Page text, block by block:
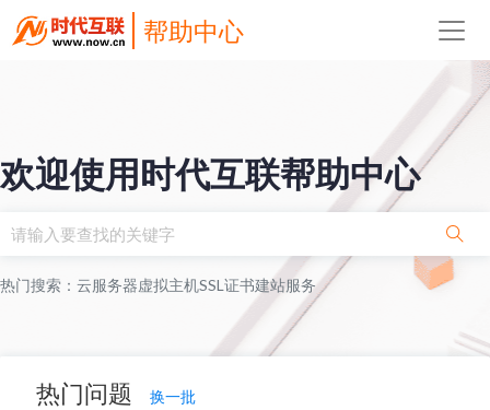
帮助中心
欢迎使用时代互联帮助中心
热门搜索： 云服务器虚拟主机SSL证书建站服务
热门问题 换一批